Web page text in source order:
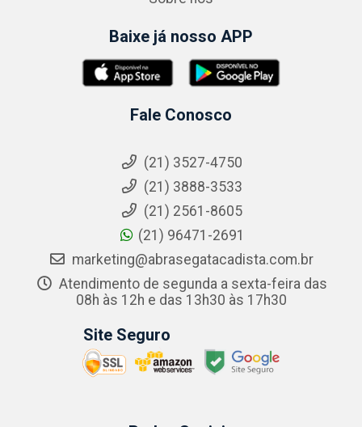
Baixe já nosso APP
Fale Conosco
(21) 3527-4750
(21) 3888-3533
(21) 2561-8605
(21) 96471-2691
marketing@abrasegatacadista.com.br
Atendimento de segunda a sexta-feira das
08h às 12h e das 13h30 às 17h30
Site Seguro